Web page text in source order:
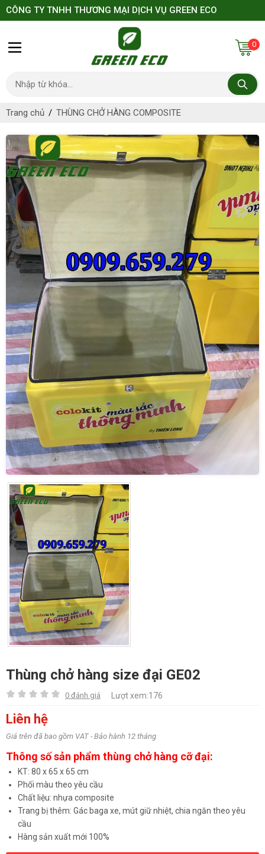
CÔNG TY TNHH THƯƠNG MẠI DỊCH VỤ GREEN ECO
0
Trang chủ THÙNG CHỞ HÀNG COMPOSITE
Thùng chở hàng size đại GE02
0 đánh giá Lượt xem:176
Liên hệ
Giá trên đã bao gồm VAT - Bảo hành 12 tháng
Thông số sản phẩm thùng chở hàng cỡ đại:
KT: 80 x 65 x 65 cm
Phối màu theo yêu cầu
Chất liệu: nhựa composite
Trang bị thêm: Gác baga xe, mút giữ nhiệt, chia ngăn theo yêu
cầu
Hàng sản xuất mới 100%